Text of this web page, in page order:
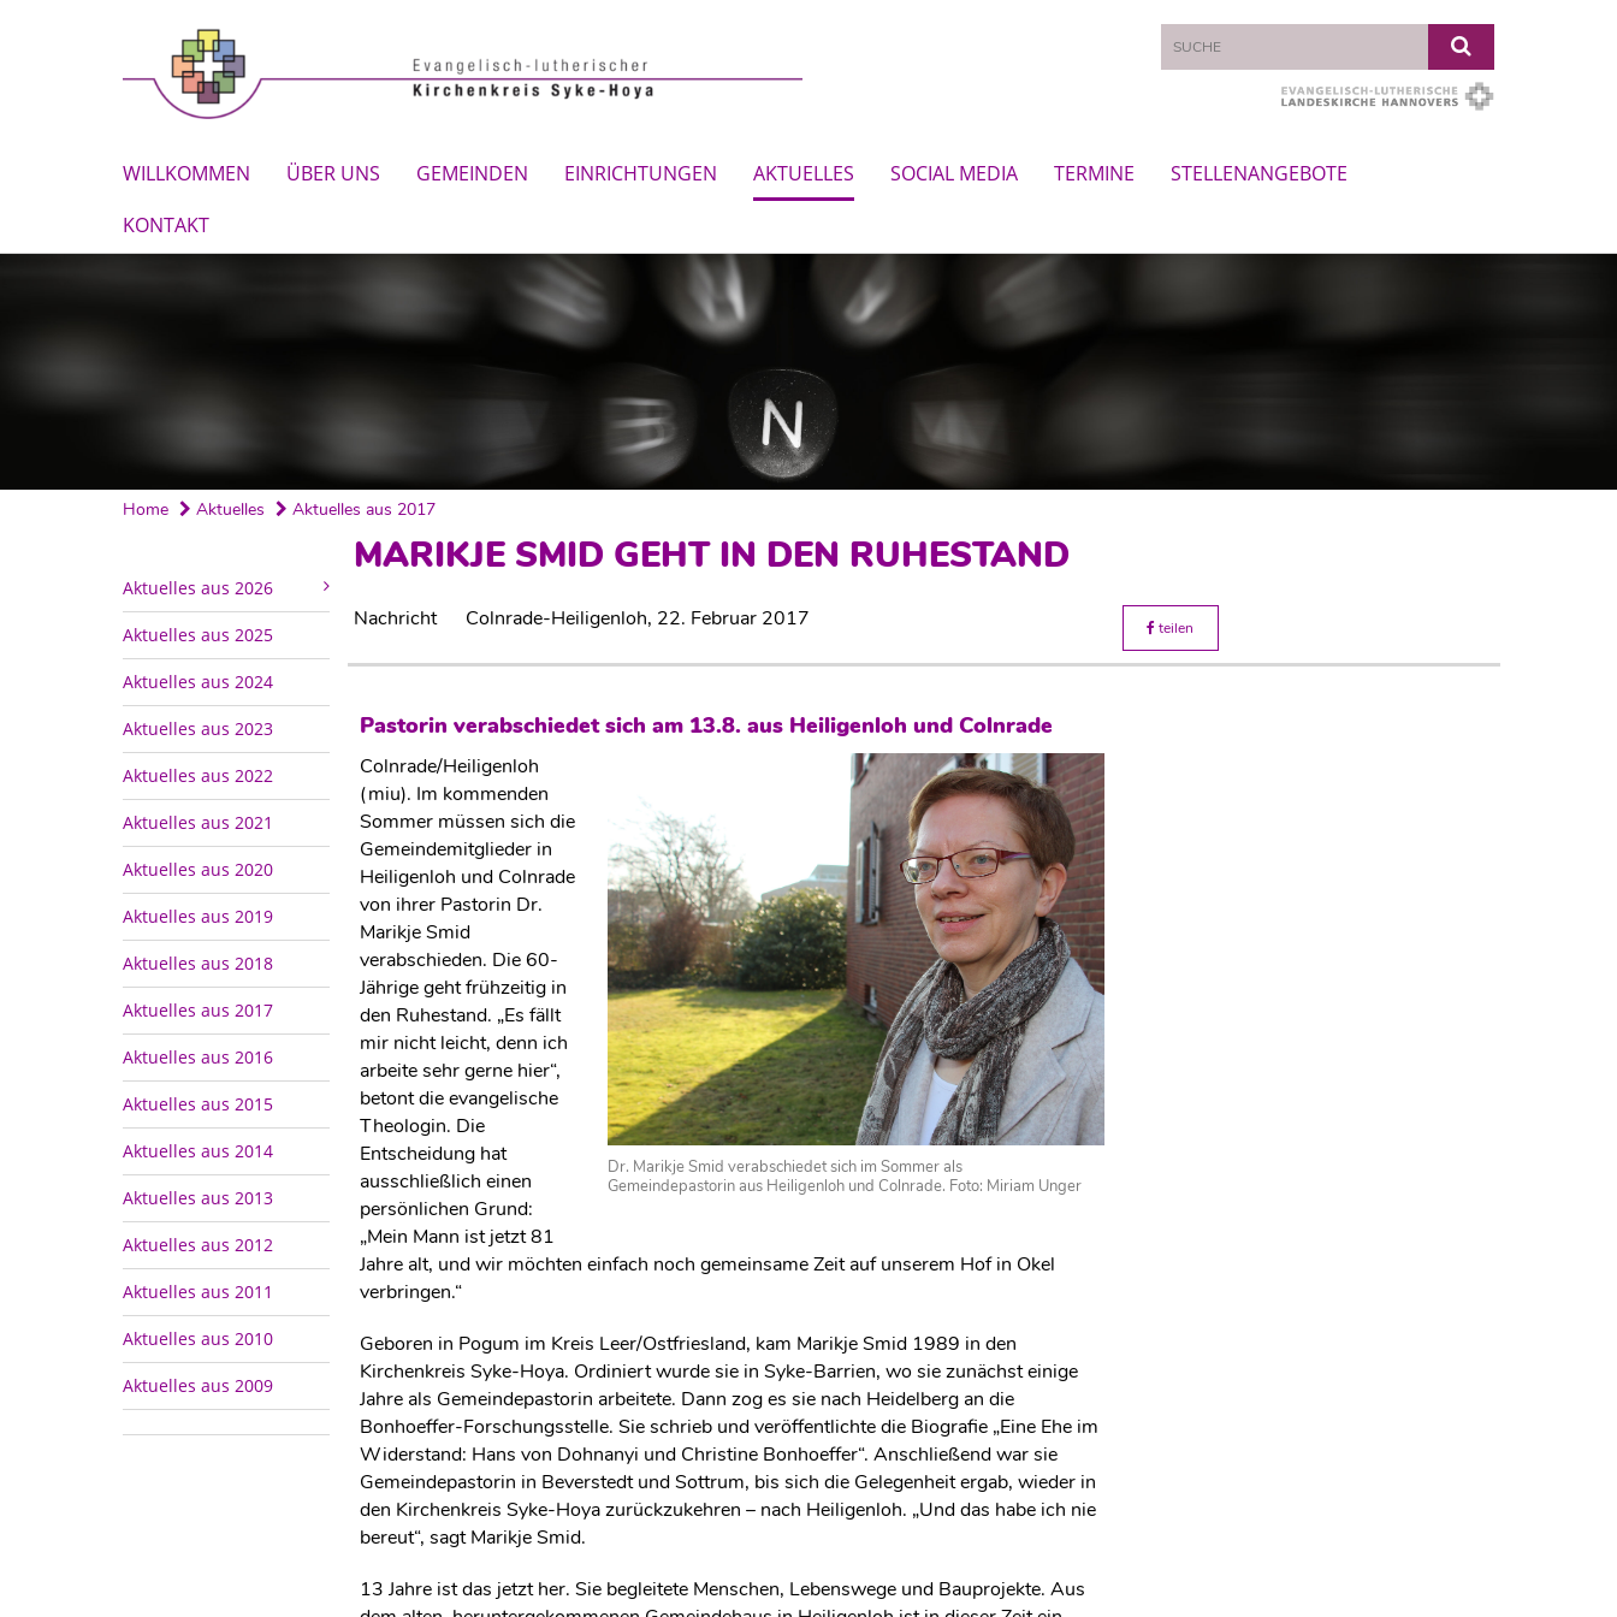
WILLKOMMEN ÜBER UNS GEMEINDEN EINRICHTUNGEN AKTUELLES SOCIAL MEDIA TERMINE
STELLENANGEBOTE
KONTAKT
Home Aktuelles Aktuelles aus 2017
Aktuelles aus 2026
Aktuelles aus 2025
Aktuelles aus 2024
Aktuelles aus 2023
Aktuelles aus 2022
Aktuelles aus 2021
Aktuelles aus 2020
Aktuelles aus 2019
Aktuelles aus 2018
Aktuelles aus 2017
Aktuelles aus 2016
Aktuelles aus 2015
Aktuelles aus 2014
Aktuelles aus 2013
Aktuelles aus 2012
Aktuelles aus 2011
Aktuelles aus 2010
Aktuelles aus 2009
MARIKJE SMID GEHT IN DEN RUHESTAND
Nachricht Colnrade-Heiligenloh, 22. Februar 2017 teilen
Pastorin verabschiedet sich am 13.8. aus Heiligenloh und Colnrade
Dr. Marikje Smid verabschiedet sich im Sommer als
Gemeindepastorin aus Heiligenloh und Colnrade. Foto: Miriam Unger
Colnrade/Heiligenloh
(miu). Im kommenden
Sommer müssen sich die
Gemeindemitglieder in
Heiligenloh und Colnrade
von ihrer Pastorin Dr.
Marikje Smid
verabschieden. Die 60-
Jährige geht frühzeitig in
den Ruhestand. „Es fällt
mir nicht leicht, denn ich
arbeite sehr gerne hier“,
betont die evangelische
Theologin. Die
Entscheidung hat
ausschließlich einen
persönlichen Grund:
„Mein Mann ist jetzt 81
Jahre alt, und wir möchten einfach noch gemeinsame Zeit auf unserem Hof in Okel
verbringen.“
Geboren in Pogum im Kreis Leer/Ostfriesland, kam Marikje Smid 1989 in den
Kirchenkreis Syke-Hoya. Ordiniert wurde sie in Syke-Barrien, wo sie zunächst einige
Jahre als Gemeindepastorin arbeitete. Dann zog es sie nach Heidelberg an die
Bonhoeffer-Forschungsstelle. Sie schrieb und veröffentlichte die Biografie „Eine Ehe im
Widerstand: Hans von Dohnanyi und Christine Bonhoeffer“. Anschließend war sie
Gemeindepastorin in Beverstedt und Sottrum, bis sich die Gelegenheit ergab, wieder in
den Kirchenkreis Syke-Hoya zurückzukehren – nach Heiligenloh. „Und das habe ich nie
bereut“, sagt Marikje Smid.
13 Jahre ist das jetzt her. Sie begleitete Menschen, Lebenswege und Bauprojekte. Aus